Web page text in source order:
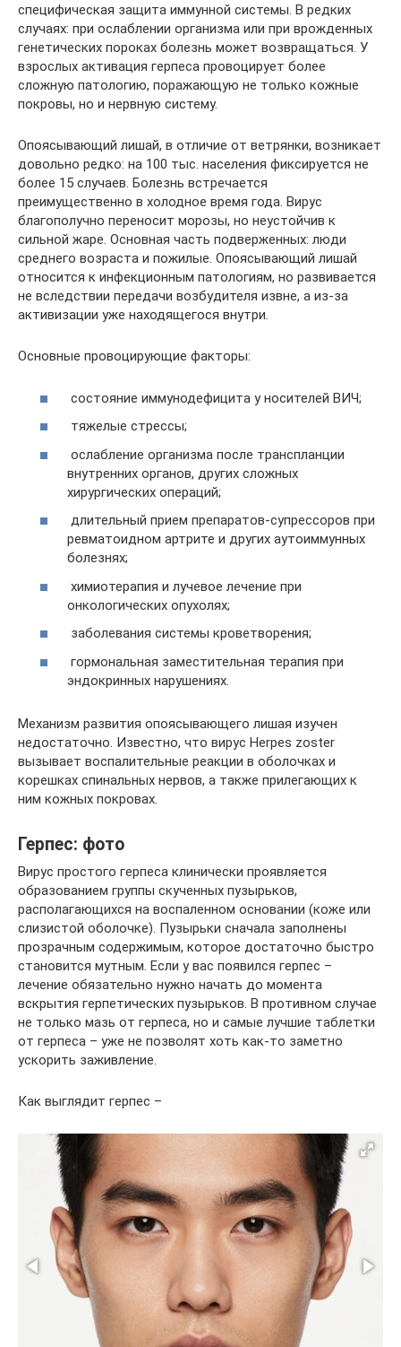
специфическая защита иммунной системы. В редких
случаях: при ослаблении организма или при врожденных
генетических пороках болезнь может возвращаться. У
взрослых активация герпеса провоцирует более
сложную патологию, поражающую не только кожные
покровы, но и нервную систему.
Опоясывающий лишай, в отличие от ветрянки, возникает
довольно редко: на 100 тыс. населения фиксируется не
более 15 случаев. Болезнь встречается
преимущественно в холодное время года. Вирус
благополучно переносит морозы, но неустойчив к
сильной жаре. Основная часть подверженных: люди
среднего возраста и пожилые. Опоясывающий лишай
относится к инфекционным патологиям, но развивается
не вследствии передачи возбудителя извне, а из-за
активизации уже находящегося внутри.
Основные провоцирующие факторы:
состояние иммунодефицита у носителей ВИЧ;
тяжелые стрессы;
ослабление организма после транспланции
внутренних органов, других сложных
хирургических операций;
длительный прием препаратов-супрессоров при
ревматоидном артрите и других аутоиммунных
болезнях;
химиотерапия и лучевое лечение при
онкологических опухолях;
заболевания системы кроветворения;
гормональная заместительная терапия при
эндокринных нарушениях.
Механизм развития опоясывающего лишая изучен
недостаточно. Известно, что вирус Herpes zoster
вызывает воспалительные реакции в оболочках и
корешках спинальных нервов, а также прилегающих к
ним кожных покровах.
Герпес: фото
Вирус простого герпеса клинически проявляется
образованием группы скученных пузырьков,
располагающихся на воспаленном основании (коже или
слизистой оболочке). Пузырьки сначала заполнены
прозрачным содержимым, которое достаточно быстро
становится мутным. Если у вас появился герпес –
лечение обязательно нужно начать до момента
вскрытия герпетических пузырьков. В противном случае
не только мазь от герпеса, но и самые лучшие таблетки
от герпеса – уже не позволят хоть как-то заметно
ускорить заживление.
Как выглядит герпес –